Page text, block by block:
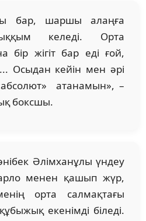
бар, шаршы алаңға
келеді. Орта
бір жігіт бар еді ғой,
Осыдан кейін мен әрі
атанамын», –
боксшы.
Әлімханұлы үндеу
менен қашып жүр,
орта салмақтағы
екенімді біледі.